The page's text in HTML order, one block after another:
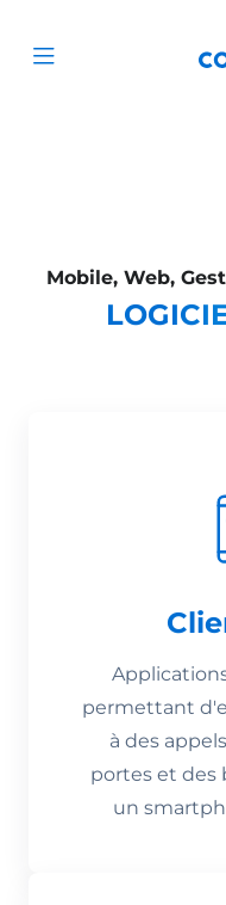
Open menu
Mobile, Web,
permettant
à des
portes et des
un